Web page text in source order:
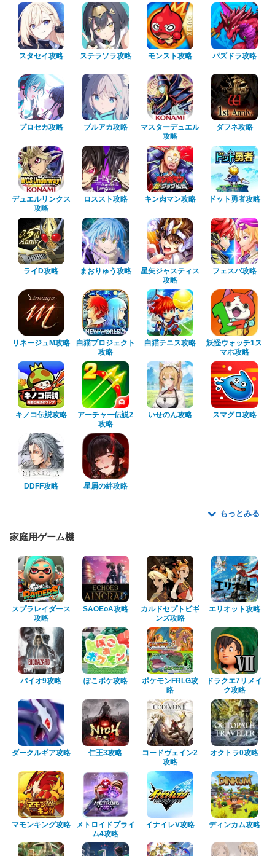
スタセイ攻略 ステラソラ攻略 モンスト攻略 パズドラ攻略
プロセカ攻略 ブルアカ攻略
マスターデュエル
攻略
ダフネ攻略
デュエルリンクス
攻略
ロススト攻略 キン肉マン攻略 ドット勇者攻略
ライD攻略 まおりゅう攻略
星矢ジャスティス
攻略
フェスバ攻略
リネージュM攻略
白猫プロジェクト
攻略
白猫テニス攻略
妖怪ウォッチ1ス
マホ攻略
キノコ伝説攻略
アーチャー伝説2
攻略
いせのん攻略 スマグロ攻略
DDFF攻略 星屑の絆攻略
もっとみる
家庭用ゲーム機
スプラレイダース
攻略
SAOEoA攻略
カルドセプトビギ
ンズ攻略
エリオット攻略
バイオ9攻略 ぽこポケ攻略
ポケモンFRLG攻
略
ドラクエ7リメイ
ク攻略
ダークルギア攻略 仁王3攻略
コードヴェイン2
攻略
オクトラ0攻略
マモンキング攻略
メトロイドプライ
ム4攻略
イナイレV攻略 ディンカム攻略